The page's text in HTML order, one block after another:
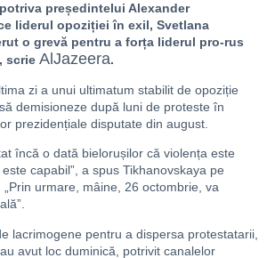
președintelui Alexander
liderul opoziției în exil, Svetlana
o grevă pentru a forța liderul pro-rus
scrie AlJazeera.
zi a unui ultimatum stabilit de opoziție
demisioneze după luni de proteste în
prezidențiale disputate din august.
încă o dată bielorușilor că violența este
capabil”, a spus Tikhanovskaya pe
urmare, mâine, 26 octombrie, va
lacrimogene pentru a dispersa protestatarii,
avut loc duminică, potrivit canalelor